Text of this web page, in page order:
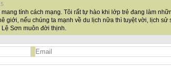
tính cách mạng. Tôi rất tự hào khi lớp trẻ đang làm
giới, nếu chúng ta mạnh về du lịch nữa thì tuyệt vời, lịch sử
Sơn muôn đời thịnh.